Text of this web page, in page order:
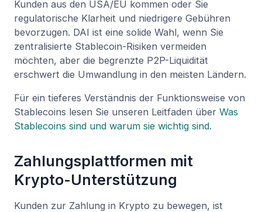
Kunden aus den USA/EU kommen oder Sie
regulatorische Klarheit und niedrigere Gebühren
bevorzugen. DAI ist eine solide Wahl, wenn Sie
zentralisierte Stablecoin-Risiken vermeiden
möchten, aber die begrenzte P2P-Liquidität
erschwert die Umwandlung in den meisten Ländern.
Für ein tieferes Verständnis der Funktionsweise von
Stablecoins lesen Sie unseren Leitfaden über Was
Stablecoins sind und warum sie wichtig sind.
Zahlungsplattformen mit
Krypto-Unterstützung
Kunden zur Zahlung in Krypto zu bewegen, ist